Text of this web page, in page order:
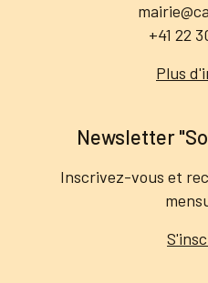
+41 22
Plus
Newsletter
Inscrivez-vous et